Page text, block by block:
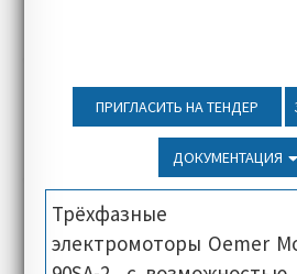
ПРИГЛАСИТЬ НА ТЕНДЕР
ДОКУМЕНТАЦИЯ
Трёхфазные
электромоторы Oemer